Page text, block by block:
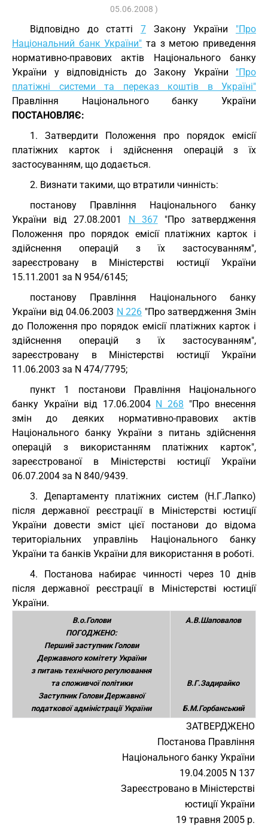
05.06.2008 )
Відповідно до статті 7 Закону України "Про
Національний банк України" та з метою приведення
нормативно-правових актів Національного банку
України у відповідність до Закону України "Про
платіжні системи та переказ коштів в Україні"
Правління Національного банку України
ПОСТАНОВЛЯЄ:
1. Затвердити Положення про порядок емісії
платіжних карток і здійснення операцій з їх
застосуванням, що додається.
2. Визнати такими, що втратили чинність:
постанову Правління Національного банку
України від 27.08.2001 N 367"Про затвердження
Положення про порядок емісії платіжних карток і
здійснення операцій з їх застосуванням",
зареєстровану в Міністерстві юстиції України
15.11.2001 за N 954/6145;
постанову Правління Національного банку
України від 04.06.2003 N 226 "Про затвердження Змін
до Положення про порядок емісії платіжних карток і
здійснення операцій з їх застосуванням",
зареєстровану в Міністерстві юстиції України
11.06.2003 за N 474/7795;
пункт 1 постанови Правління Національного
банку України від 17.06.2004 N 268 "Про внесення
змін до деяких нормативно-правових актів
Національного банку України з питань здійснення
операцій з використанням платіжних карток",
зареєстрованої в Міністерстві юстиції України
06.07.2004 за N 840/9439.
3. Департаменту платіжних систем (Н.Г.Лапко)
після державної реєстрації в Міністерстві юстиції
України довести зміст цієї постанови до відома
територіальних управлінь Національного банку
України та банків України для використання в роботі.
4. Постанова набирає чинності через 10 днів
після державної реєстрації в Міністерстві юстиції
України.
В.о.Голови
ПОГОДЖЕНО:
Перший заступник Голови
Державного комітету України
з питань технічного регулювання
та споживчої політики
Заступник Голови Державної
податкової адміністрації України
А.В.Шаповалов
В.Г.Задирайко
Б.М.Горбанський
ЗАТВЕРДЖЕНО
Постанова Правління
Національного банку України
19.04.2005 N 137
Зареєстровано в Міністерстві
юстиції України
19 травня 2005 р.